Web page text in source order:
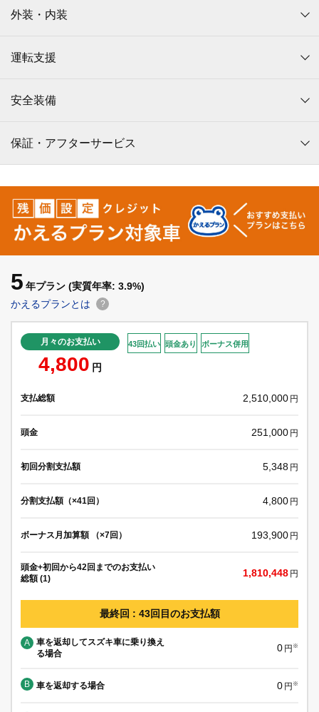
外装・内装
運転支援
安全装備
保証・アフターサービス
5 年プラン (実質年率: 3.9%)
かえるプランとは
?
月々のお支払い
4,800 円
43回払い 頭金あり ボーナス併用
支払総額 2,510,000 円
頭金 251,000 円
初回分割支払額 5,348 円
分割支払額（×41回） 4,800 円
ボーナス月加算額 （×7回） 193,900 円
頭金+初回から42回までのお支払い
総額 (1)
1,810,448 円
最終回 : 43回目のお支払額
A
車を返却してスズキ車に乗り換え
る場合
0 円 ※
B 車を返却する場合 0 円 ※